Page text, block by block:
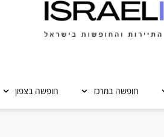
חופשה במרכז חופשה בצפון